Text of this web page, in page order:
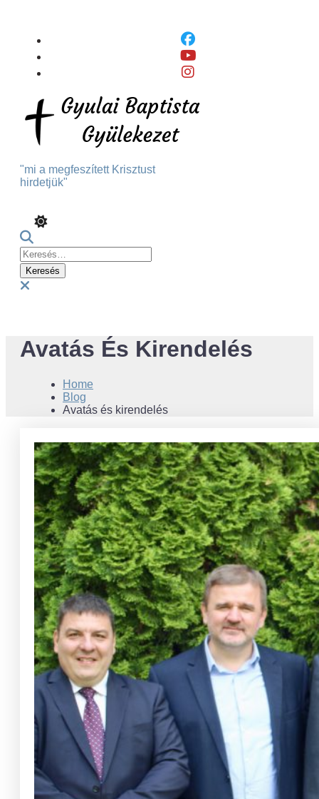
Content
"mi a megfeszített Krisztust
hirdetjük"
Keresés:
Avatás És Kirendelés
Home
Blog
Avatás és kirendelés